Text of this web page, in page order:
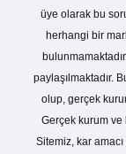
üye olarak bu
herhangi bir
paylaşılmaktadır.
olup, gerçek
Gerçek kurum
Sitemiz, kar